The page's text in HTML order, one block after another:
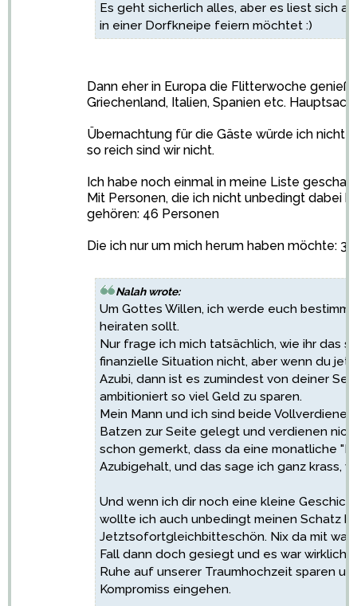
Es geht sicherlich alles, aber es liest sich
in einer Dorfkneipe feiern möchtet :)
Dann eher in Europa die Flitterwoche
Griechenland, Italien, Spanien etc.
Übernachtung für die Gäste würde ich nicht
so reich sind wir nicht.
Ich habe noch einmal in meine Liste
Mit Personen, die ich nicht unbedingt dabei
gehören: 46 Personen
Die ich nur um mich herum haben möchte:
Nalah wrote:
Um Gottes Willen, ich werde euch
heiraten sollt.
Nur frage ich mich tatsächlich, wie ihr das
finanzielle Situation nicht, aber wenn du
Azubi, dann ist es zumindest von deiner
ambitioniert so viel Geld zu sparen.
Mein Mann und ich sind beide
Batzen zur Seite gelegt und verdienen
schon gemerkt, dass da eine monatliche
Azubigehalt, und das sage ich ganz krass,
Und wenn ich dir noch eine kleine
wollte ich auch unbedingt meinen Schatz
Jetztsofortgleichbitteschön. Nix da mit
Fall dann doch gesiegt und es war wirklich
Ruhe auf unserer Traumhochzeit sparen
Kompromiss eingehen.